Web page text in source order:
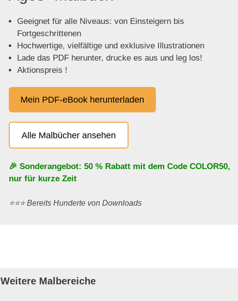
Geeignet für alle Niveaus: von Einsteigern bis
Fortgeschrittenen
Hochwertige, vielfältige und exklusive Illustrationen
Lade das PDF herunter, drucke es aus und leg los!
Aktionspreis !
Mein PDF-eBook herunterladen
Alle Malbücher ansehen
🎉 Sonderangebot: 50 % Rabatt mit dem Code COLOR50,
nur für kurze Zeit
⭐️⭐️⭐️ Bereits Hunderte von Downloads
Weitere Malbereiche